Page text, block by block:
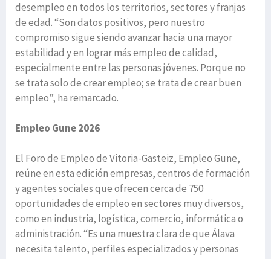
desempleo en todos los territorios, sectores y franjas
de edad. “Son datos positivos, pero nuestro
compromiso sigue siendo avanzar hacia una mayor
estabilidad y en lograr más empleo de calidad,
especialmente entre las personas jóvenes. Porque no
se trata solo de crear empleo; se trata de crear buen
empleo”, ha remarcado.
Empleo Gune 2026
El Foro de Empleo de Vitoria-Gasteiz, Empleo Gune,
reúne en esta edición empresas, centros de formación
y agentes sociales que ofrecen cerca de 750
oportunidades de empleo en sectores muy diversos,
como en industria, logística, comercio, informática o
administración. “Es una muestra clara de que Álava
necesita talento, perfiles especializados y personas